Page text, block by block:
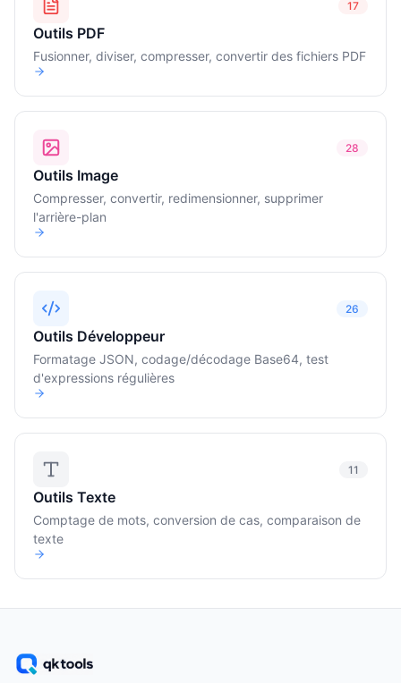
17
Outils PDF
Fusionner, diviser, compresser, convertir des fichiers PDF
28
Outils Image
Compresser, convertir, redimensionner, supprimer
l'arrière-plan
26
Outils Développeur
Formatage JSON, codage/décodage Base64, test
d'expressions régulières
11
Outils Texte
Comptage de mots, conversion de cas, comparaison de
texte